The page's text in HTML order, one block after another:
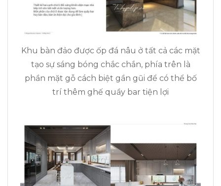
Khu bàn đảo được ốp đá nâu ở tất cả các mặt
tạo sự sáng bóng chắc chắn, phía trên là
phần mặt gỗ cách biệt gần gũi để có thể bố
trí thêm ghế quầy bar tiện lợi